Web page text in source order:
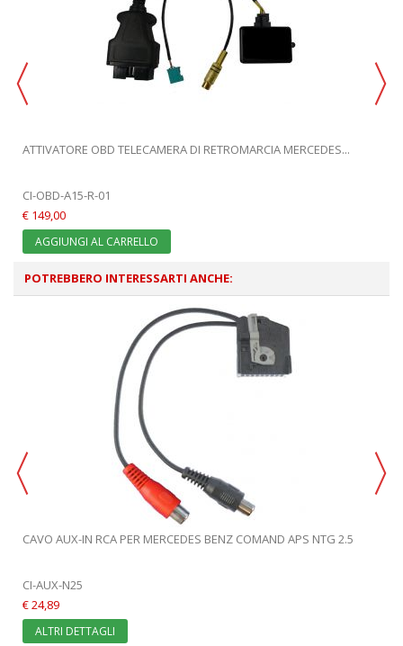
ATTIVATORE OBD TELECAMERA DI RETROMARCIA MERCEDES...
CI-OBD-A15-R-01
€ 149,00
AGGIUNGI AL CARRELLO
POTREBBERO INTERESSARTI ANCHE:
CAVO AUX-IN RCA PER MERCEDES BENZ COMAND APS NTG 2.5
CI-AUX-N25
€ 24,89
ALTRI DETTAGLI